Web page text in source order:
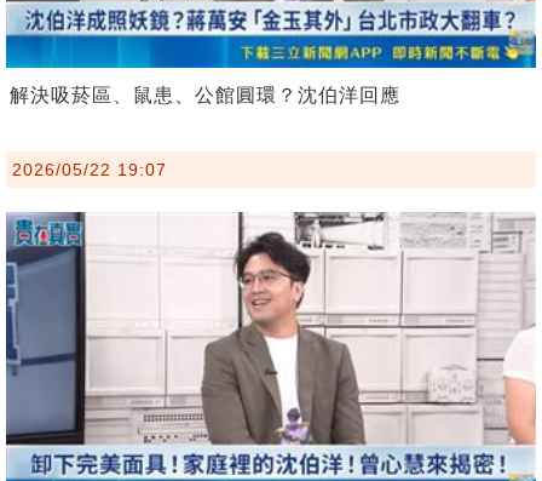
解決吸菸區、鼠患、公館圓環？沈伯洋回應
2026/05/22 19:07